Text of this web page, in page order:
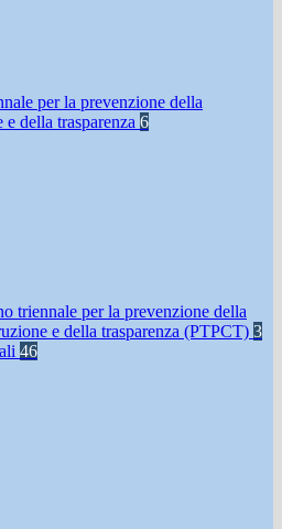
per la prevenzione della
e della trasparenza 6
triennale per la prevenzione della
e della trasparenza (PTPCT) 3
46